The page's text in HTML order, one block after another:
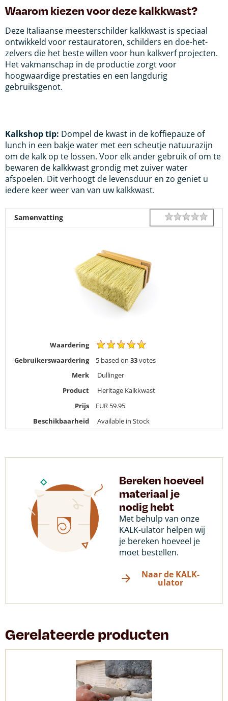
Waarom kiezen voor deze kalkkwast?
Deze Italiaanse meesterschilder kalkkwast is speciaal
ontwikkeld voor restauratoren, schilders en doe-het-
zelvers die het beste willen voor hun kalkverf projecten.
Het vakmanschap in de productie zorgt voor
hoogwaardige prestaties en een langdurig
gebruiksgenot.
Kalkshop tip: Dompel de kwast in de koffiepauze of
lunch in een bakje water met een scheutje natuurazijn
om de kalk op te lossen. Voor elk ander gebruik of om te
bewaren de kalkkwast grondig met zuiver water
afspoelen. Dit verhoogt de levensduur en zo geniet u
iedere keer weer van van uw kalkkwast.
Samenvatting Rating 1 star
2
3
4
5
Waardering
Gebruikerswaardering
5based on 33votes
Merk
Dullinger
Product
Heritage Kalkkwast
Prijs
EUR59.95
Beschikbaarheid
Available in Stock
Bereken hoeveel
materiaal je
nodig hebt
Met behulp van onze
KALK-ulator helpen wij
je bereken hoeveel je
moet bestellen.
Naar de KALK-
ulator
Gerelateerde producten